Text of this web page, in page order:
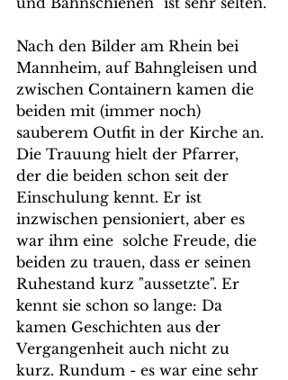
Nach den Bilder am Rhein bei
Mannheim, auf Bahngleisen und
zwischen Containern kamen die
beiden mit (immer noch)
sauberem Outfit in der Kirche an.
Die Trauung hielt der Pfarrer,
der die beiden schon seit der
Einschulung kennt. Er ist
inzwischen pensioniert, aber es
war ihm eine  solche Freude, die
beiden zu trauen, dass er seinen
Ruhestand kurz "aussetzte". Er
kennt sie schon so lange: Da
kamen Geschichten aus der
Vergangenheit auch nicht zu
kurz. Rundum - es war eine sehr